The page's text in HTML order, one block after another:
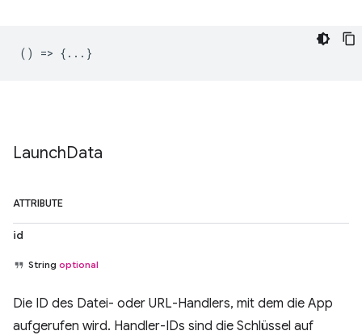
() => {...}
LaunchData
ATTRIBUTE
id
String optional
Die ID des Datei- oder URL-Handlers, mit dem die App
aufgerufen wird. Handler-IDs sind die Schlüssel auf